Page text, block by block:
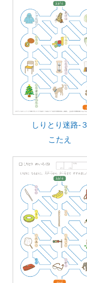
しりとり迷路-３
こたえ